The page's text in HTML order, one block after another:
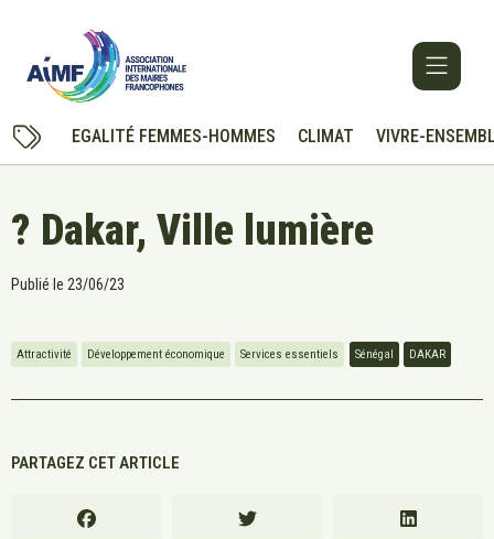
EGALITÉ FEMMES-HOMMES CLIMAT VIVRE-
? Dakar, Ville lumière
Publié le 23/06/23
Attractivité Développement économique Services essentiels Sénégal DAKAR
PARTAGEZ CET ARTICLE